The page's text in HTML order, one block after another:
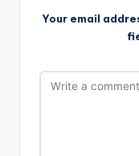
a
Your email